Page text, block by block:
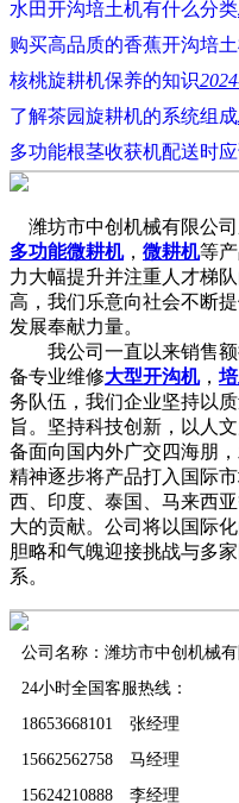
水田开沟培土机有什么分类
购买高品质的香蕉开沟培
核桃旋耕机保养的知识
了解茶园旋耕机的系统组成
多功能根茎收获机配送时
潍坊市中创机械有限公
多功能微耕机， 微耕机等
力大幅提升并注重人才梯
高，我们乐意向社会不断
发展奉献力量。
我公司一直以来销售额
备专业维修大型开沟机，
务队伍，我们企业坚持以
旨。坚持科技创新，以人
备面向国内外广交四海朋
精神逐步将产品打入国际
西、印度、泰国、马来西
大的贡献。公司将以国际
胆略和气魄迎接挑战与多
系。
公司名称：潍坊市中创机械有
24小时全国客服热线：
18653668101 张经理
15662562758 马经理
15624210888 李经理